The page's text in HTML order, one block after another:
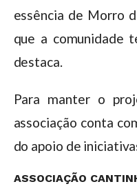
essência de Morro
que a comunidade
destaca.
Para manter o
associação conta
do apoio de
ASSOCIAÇÃO